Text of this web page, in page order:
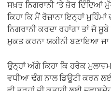
ਸਖ਼ਤ ਨਿਗਰਾਨੀ ‘ਤੇ ਜ਼ੋਰ ਦਿੰਦਿਆਂ
ਕਿਹਾ ਕਿ ਮੈਂ ਰੋਜ਼ਾਨਾ ਇਨ੍ਹਾਂ ਮੁਹਿੰਮਾਂ
ਨਿਗਰਾਨੀ ਕਰਦਾ ਰਹਾਂਗਾ ਤਾਂ ਜੋ
ਮੁਕਤ ਕਰਨਾ ਯਕੀਨੀ ਬਣਾਇਆ ਜਾ
ਉਨ੍ਹਾਂ ਅੱਗੇ ਕਿਹਾ ਕਿ ਹਰੇਕ
ਵਧੀਆ ਢੰਗ ਨਾਲ ਡਿਊਟੀ ਕਰਨ